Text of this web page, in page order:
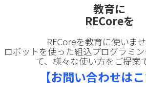
教育に
RECoreを
RECoreを教育に使いま
ロボットを使った組込プログラミ
て、様々な使い方をご提案
【お問い合わせはこ